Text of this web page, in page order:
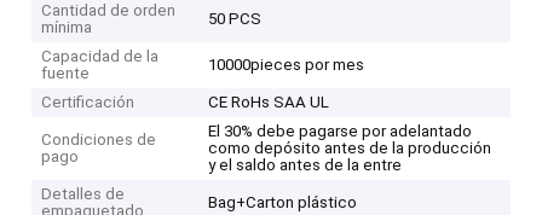
Cantidad de orden
mínima
50 PCS
Capacidad de la
fuente
10000pieces por mes
Certificación CE RoHs SAA UL
Condiciones de
pago
El 30% debe pagarse por adelantado
como depósito antes de la producción
y el saldo antes de la entre
Detalles de
empaquetado
Bag+Carton plástico